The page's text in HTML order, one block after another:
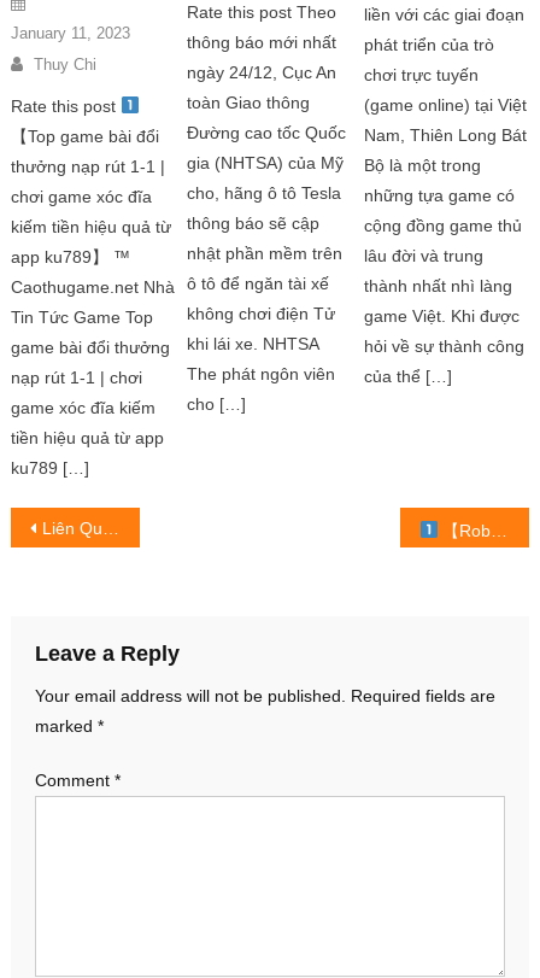
January 11, 2023
Thuy Chi
Rate this post
【Top game bài đổi
thưởng nạp rút 1-1 |
chơi game xóc đĩa
kiếm tiền hiệu quả từ
app ku789】 ™
Caothugame.net Nhà
Tin Tức Game Top
game bài đổi thưởng
nạp rút 1-1 | chơi
game xóc đĩa kiếm
tiền hiệu quả từ app
ku789 […]
Rate this post Theo
thông báo mới nhất
ngày 24/12, Cục An
toàn Giao thông
Đường cao tốc Quốc
gia (NHTSA) của Mỹ
cho, hãng ô tô Tesla
thông báo sẽ cập
nhật phần mềm trên
ô tô để ngăn tài xế
không chơi điện Tử
khi lái xe. NHTSA
The phát ngôn viên
cho […]
liền với các giai đoạn
phát triển của trò
chơi trực tuyến
(game online) tại Việt
Nam, Thiên Long Bát
Bộ là một trong
những tựa game có
cộng đồng game thủ
lâu đời và trung
thành nhất nhì làng
game Việt. Khi được
hỏi về sự thành công
của thể […]
Post
Liên Quân Mobile: [Hướng dẫn tân thủ] 【Roblox | TRÒ CHƠI ĂN THEO PHIM KIA LEO LÊN THÁP PHÁT THANH SIÊU CAO NHƯNG MÉO AI CỨU – Rơi
Leave a Reply
Your email address will not be published.
Required fields are
marked *
Comment *